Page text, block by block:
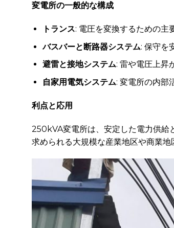
変電所の一般的な構成
トランス: 電圧を変換するための主
バスバーと断路器システム: 保守を
避雷と接地システム: 雷や電圧上昇
自家用電気システム: 変電所の内部
利点と応用
250kVA変電所は、安定した電力供給
求められる大規模な産業地区や商業地